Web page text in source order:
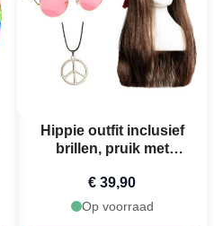
Hippie outfit inclusief
brillen, pruik met
halsketting voor
mannen
€ 39,90
Op voorraad